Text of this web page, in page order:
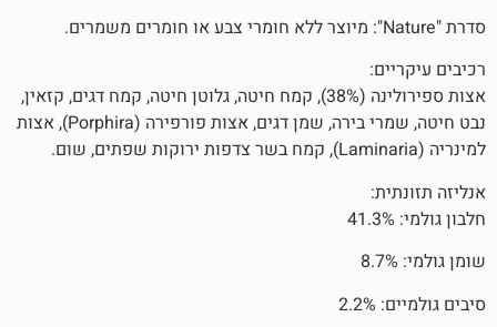
אצות ספירולינה (38%), קמח חיטה, גלוטן חיטה, קמח דגים, קזאין,
נבט חיטה, שמרי בירה, שמן דגים, אצות פורפירה (Porphira), אצות